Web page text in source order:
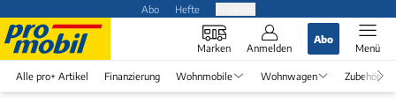
Abo Hefte
Marken Anmelden
Abo
Menü
Alle pro+ Artikel Finanzierung Wohnmobile Wohnwagen Zubehör